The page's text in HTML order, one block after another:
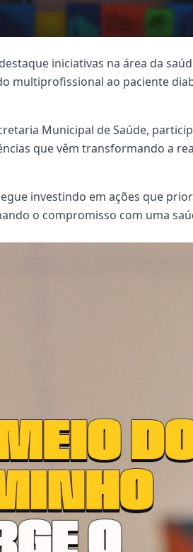
iniciativas na área da
multiprofissional ao paciente
Municipal de Saúde,
que vêm transformando a
investindo em ações que
o compromisso com uma